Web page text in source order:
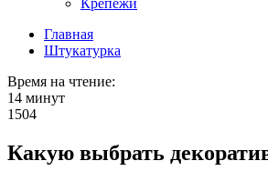
Крепежи
Главная
Штукатурка
Время на чтение:
14 минут
1504
Какую выбрать